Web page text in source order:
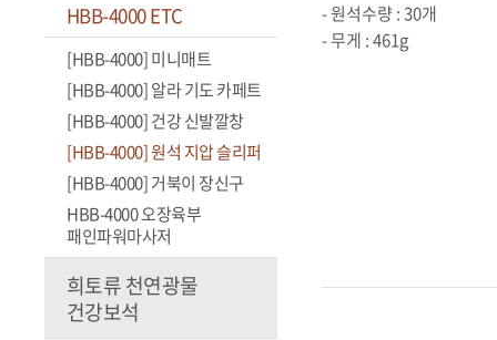
HBB-4000 ETC
[HBB-4000] 미니매트
[HBB-4000] 알라 기도 카페트
[HBB-4000] 건강 신발깔창
[HBB-4000] 원석 지압 슬리퍼
[HBB-4000] 거북이 장신구
HBB-4000 오장육부
패인파워마사저
희토류 천연광물
건강보석
- 원석수량 : 30개
- 무게 : 461g